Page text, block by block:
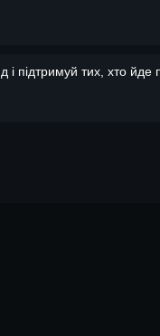
підтримуй тих, хто йде